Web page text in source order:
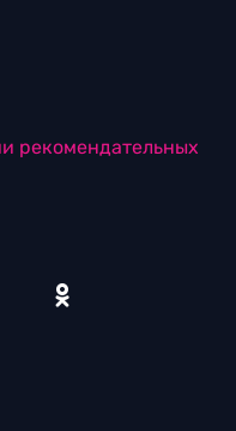
рекомендательных